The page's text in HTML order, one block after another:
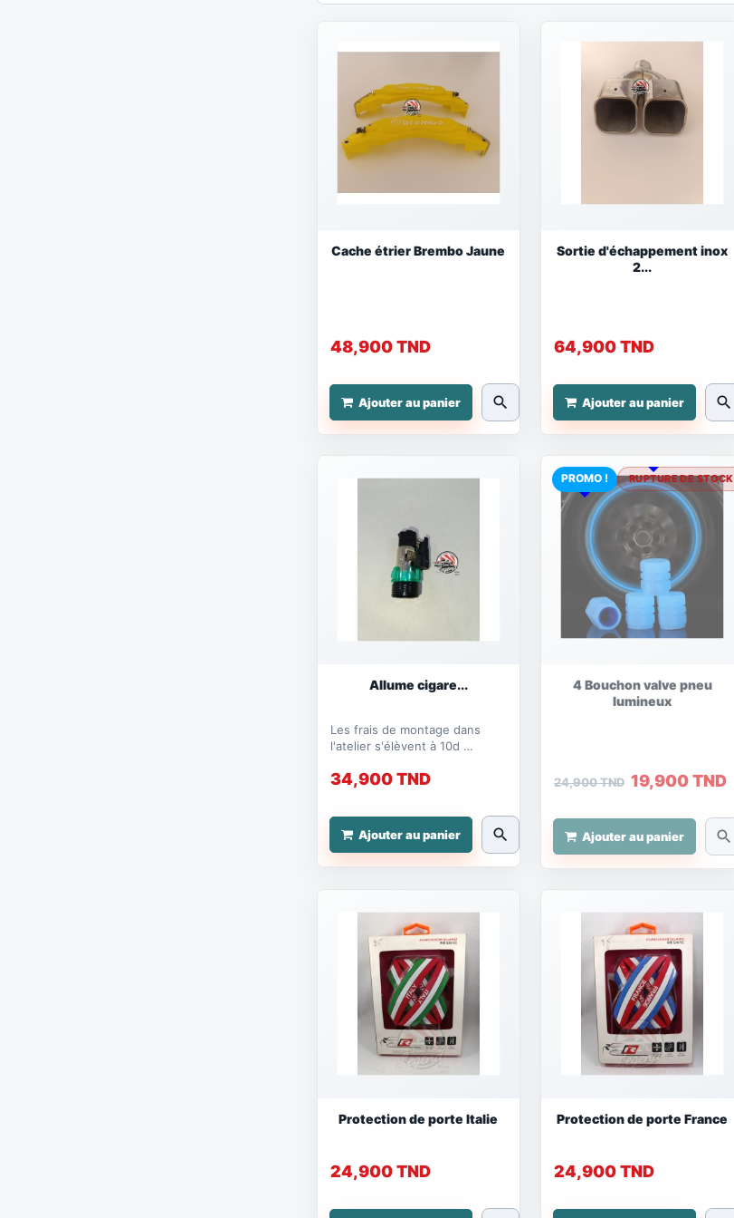
Cache étrier Brembo Jaune
48,900 TND
Ajouter au panier search
Sortie d'échappement inox
2...
64,900 TND
Ajouter au panier search
Allume cigare...
Les frais de montage dans
l'atelier s'élèvent à 10d
modèles de...
34,900 TND
Ajouter au panier search
4 Bouchon valve pneu
lumineux
24,900 TND 19,900 TND
Ajouter au panier search
PROMO ! RUPTURE DE STOCK
Protection de porte Italie
24,900 TND
Protection de porte France
24,900 TND